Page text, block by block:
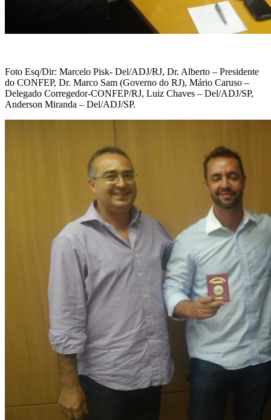
Foto Esq/Dir: Marcelo Pisk- Del/ADJ/RJ, Dr. Alberto – Presidente
do CONFEP, Dr. Marco Sam (Governo do RJ), Mário Caruso –
Delegado Corregedor-CONFEP/RJ, Luiz Chaves – Del/ADJ/SP,
Anderson Miranda – Del/ADJ/SP.